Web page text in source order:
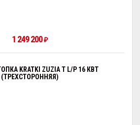
1 249 200₽
KRATKI ZUZIA T L/P 16 КВТ
(ТРЕХСТОРОННЯЯ)